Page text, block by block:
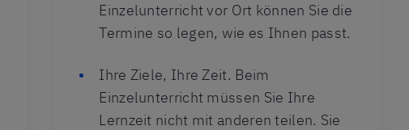
Einzelunterricht vor Ort können Sie die
Termine so legen, wie es Ihnen passt.
Ihre Ziele, Ihre Zeit. Beim
Einzelunterricht müssen Sie Ihre
Lernzeit nicht mit anderen teilen. Sie